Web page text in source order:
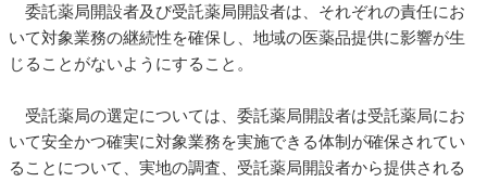
委託薬局開設者及び受託薬局開設者は、それぞれの責任にお
いて対象業務の継続性を確保し、地域の医薬品提供に影響が生
じることがないようにすること。
受託薬局の選定については、委託薬局開設者は受託薬局にお
いて安全かつ確実に対象業務を実施できる体制が確保されてい
ることについて、実地の調査、受託薬局開設者から提供される